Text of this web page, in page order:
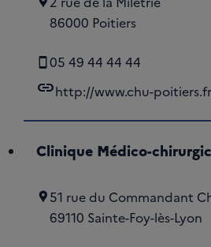
86000 Poitiers
05 49 44 44 44
linkhttp://www.chu-poitiers.fr
Clinique Médico-
51 rue du Commandant
69110 Sainte-Foy-lès-Lyon